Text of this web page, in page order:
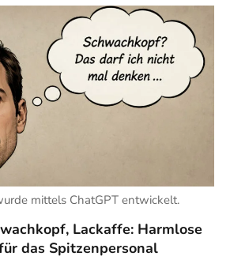
mittels ChatGPT entwickelt.
Lackaffe: Harmlose
das Spitzenpersonal